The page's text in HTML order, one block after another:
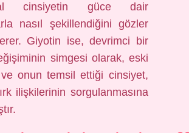
cinsiyetin güce dair
nasıl şekillendiğini gözler
Giyotin ise, devrimci bir
simgesi olarak, eski
onun temsil ettiği cinsiyet,
ilişkilerinin sorgulanmasına